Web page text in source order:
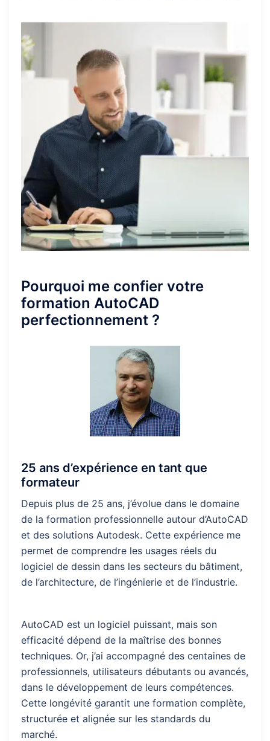
Pourquoi me confier votre
formation AutoCAD
perfectionnement ?
25 ans d’expérience en tant que
formateur
Depuis plus de 25 ans, j’évolue dans le domaine
de la formation professionnelle autour d’AutoCAD
et des solutions Autodesk. Cette expérience me
permet de comprendre les usages réels du
logiciel de dessin dans les secteurs du bâtiment,
de l’architecture, de l’ingénierie et de l’industrie.
AutoCAD est un logiciel puissant, mais son
efficacité dépend de la maîtrise des bonnes
techniques. Or, j’ai accompagné des centaines de
professionnels, utilisateurs débutants ou avancés,
dans le développement de leurs compétences.
Cette longévité garantit une formation complète,
structurée et alignée sur les standards du
marché.